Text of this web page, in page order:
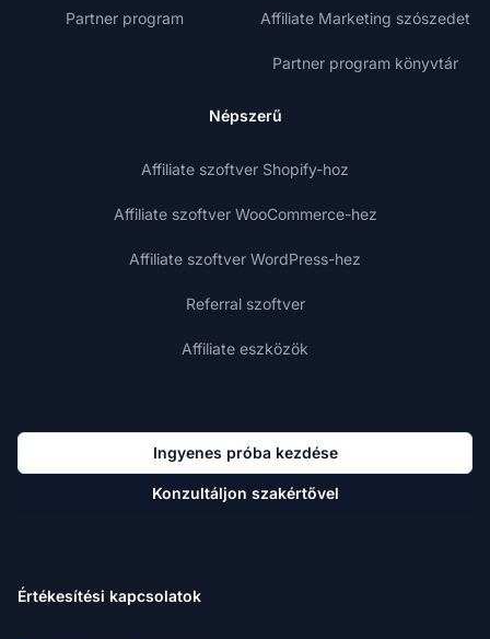
Partner program Affiliate Marketing szószedet
Partner program könyvtár
Népszerű
Affiliate szoftver Shopify-hoz
Affiliate szoftver WooCommerce-hez
Affiliate szoftver WordPress-hez
Referral szoftver
Affiliate eszközök
Ingyenes próba kezdése
Konzultáljon szakértővel
Értékesítési kapcsolatok